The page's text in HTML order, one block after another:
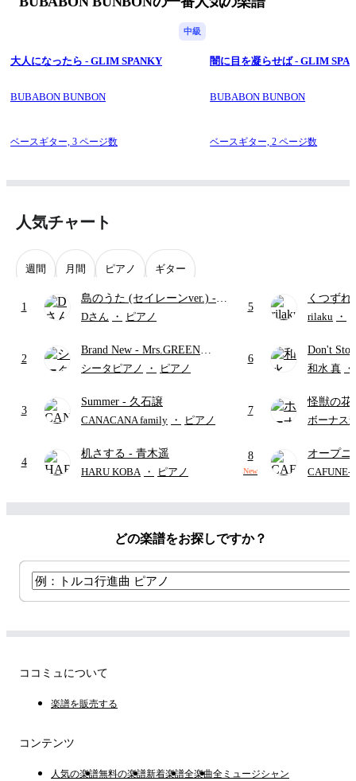
中級
大人になったら - GLIM SPANKY
BUBABON BUNBON
ベースギター, 3 ページ数
闇に目を凝らせば - GLIM
BUBABON BUNBON
ベースギター,2 ページ数
人気チャート
週間 月間 ピアノ ギター
1
島のうた (セイレーンver.) -
セイレーン(CV.鈴木みのり)
ード・ペダル付き/『映画ちい
かわ 人魚の島のひみつ』よ
Dさん ・ ピアノ
2
Brand New - Mrs.GREEN
APPLE
シータピアノ ・ ピアノ
3
Summer - 久石譲
CANACANA family ・ ピアノ
4
机さする - 青木遥
HARU KOBA
・ ピアノ
5
くつずれ
誠人)
(
rilaku ・
6
Don't
和水 真 ・
7
怪獣の
ードパー
ボーナス
8
New
オープニ
ー メド
ー/コー
CAFUNE-
どの楽譜をお探しですか？
ココミュについて
楽譜を販売する
コンテンツ
人気の楽譜無料の楽譜新着楽譜全楽曲全ミュージシャン